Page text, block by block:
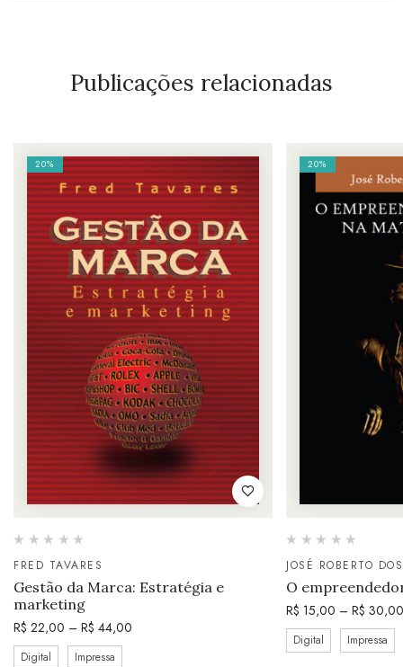
Publicações relacionadas
20%
FRED TAVARES
Gestão da Marca: Estratégia e
marketing
R$ 22,00 – R$ 44,00
Digital Impressa
20%
JOSÉ ROBERTO
O
R$ 15,00 – R$ 30,00
Digital Impressa